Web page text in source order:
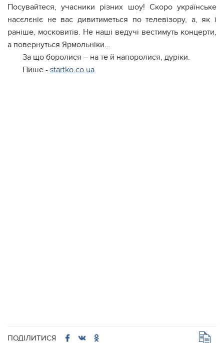
Посувайтеся, учасники різних шоу! Скоро українське
насєлєніє не вас дивитиметься по телевізору, а, як і
раніше, московитів. Не наші ведучі вестимуть концерти,
а повернуться Ярмольніки…
За що боролися – на те й напоролися, дуріки.
Пише - startko.co.ua
ПОДІЛИТИСЯ